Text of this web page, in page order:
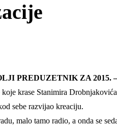
PREDUZETNIK ZA
krase Stanimira
sebe razvijao kreaciju.
malo tamo radio, a onda se